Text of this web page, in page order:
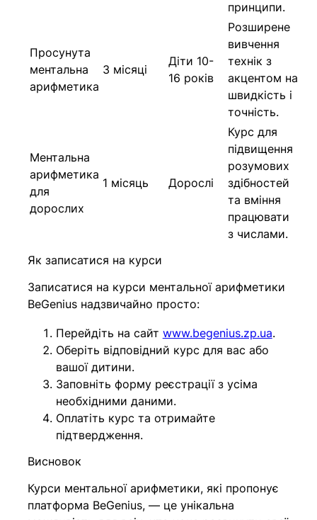
принципи.
Просунута
ментальна
арифметика
3 місяці
Діти 10-
16 років
Розширене
вивчення
технік з
акцентом на
швидкість і
точність.
Ментальна
арифметика
для
дорослих
1 місяць Дорослі
Курс для
підвищення
розумових
здібностей
та вміння
працювати
з числами.
Як записатися на курси
Записатися на курси ментальної арифметики
BeGenius надзвичайно просто:
Перейдіть на сайт www.begenius.zp.ua.
Оберіть відповідний курс для вас або
вашої дитини.
Заповніть форму реєстрації з усіма
необхідними даними.
Оплатіть курс та отримайте
підтвердження.
Висновок
Курси ментальної арифметики, які пропонує
платформа BeGenius, — це унікальна